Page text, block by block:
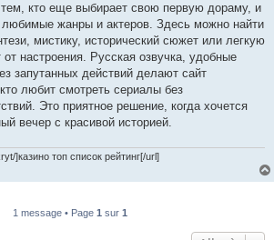
тем, кто еще выбирает свою первую дораму, и
любимые жанры и актеров. Здесь можно найти
мистику, исторический сюжет или легкую
настроения. Русская озвучка, удобные
запутанных действий делают сайт
любит смотреть сериалы без
Это приятное решение, когда хочется
вечер с красивой историей.
]казино топ список рейтинг[/url]
1 message • Page 1 sur 1